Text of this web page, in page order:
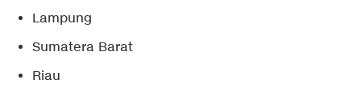
Lampung
Sumatera Barat
Riau